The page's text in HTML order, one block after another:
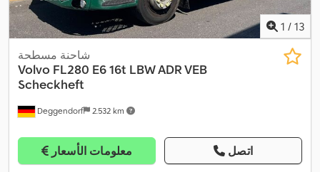
1 / 13
Deggendorf 2.532 km
شاحنة مسطحة
Volvo FL280 E6 16t LBW ADR VEB
Scheckheft
معلومات الأسعار اتصل